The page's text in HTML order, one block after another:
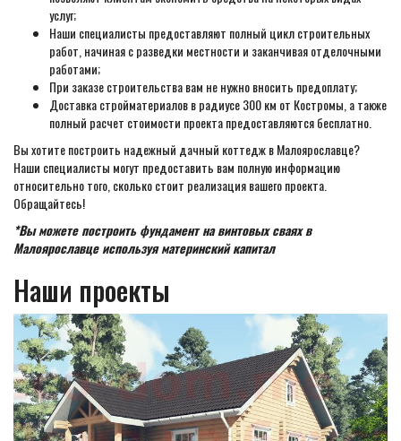
услуг;
Наши специалисты предоставляют полный цикл строительных
работ, начиная с разведки местности и заканчивая отделочными
работами;
При заказе строительства вам не нужно вносить предоплату;
Доставка стройматериалов в радиусе 300 км от Костромы, а также
полный расчет стоимости проекта предоставляются бесплатно.
Вы хотите построить надежный дачный коттедж в Малоярославце?
Наши специалисты могут предоставить вам полную информацию
относительно того, сколько стоит реализация вашего проекта.
Обращайтесь!
*Вы можете построить фундамент на винтовых сваях в
Малоярославце используя материнский капитал
Наши проекты